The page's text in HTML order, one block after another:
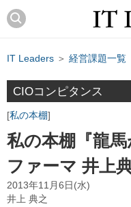
IT Leaders ＞ 経営課題一覧
CIOコンピタンス
私の本棚
私の本棚『龍
ファーマ 井上
2013年11月6日(水)
井上 典之